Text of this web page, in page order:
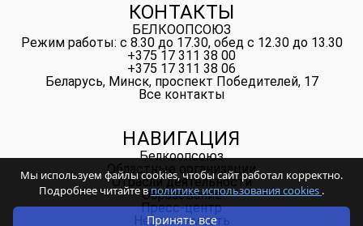
КОНТАКТЫ
БЕЛКООПСОЮЗ
Режим работы: с 8.30 до 17.30, обед с 12.30 до 13.30
+375 17 311 38 00
+375 17 311 38 06
Беларусь, Минск, проспект Победителей, 17
Все контакты
НАВИГАЦИЯ
Белкоопсоюз
Областные организации
Отрасли деятельности
Образование
Пресс-центр
Недвижимость
Мы используем файлы cookies, чтобы сайт работал корректно.
Подробнее читайте вполитике использования cookies .
Принять все